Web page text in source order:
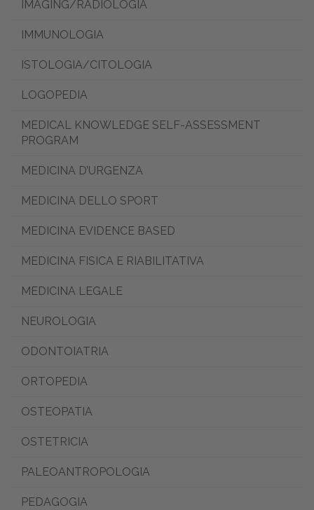
IMAGING/RADIOLOGIA
IMMUNOLOGIA
ISTOLOGIA/CITOLOGIA
LOGOPEDIA
MEDICAL KNOWLEDGE SELF-ASSESSMENT
PROGRAM
MEDICINA D’URGENZA
MEDICINA DELLO SPORT
MEDICINA EVIDENCE BASED
MEDICINA FISICA E RIABILITATIVA
MEDICINA LEGALE
NEUROLOGIA
ODONTOIATRIA
ORTOPEDIA
OSTEOPATIA
OSTETRICIA
PALEOANTROPOLOGIA
PEDAGOGIA